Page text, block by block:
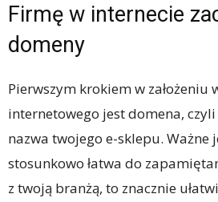
Firmę w internecie
domeny
Pierwszym krokiem w założeniu
internetowego jest domena,
nazwa twojego e-sklepu. Ważne
stosunkowo łatwa do
z twoją branżą, to znacznie